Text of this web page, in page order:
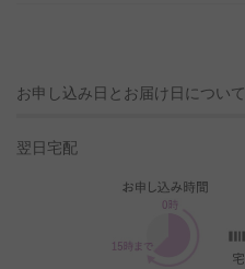
お申し込み日とお届け日について
翌日宅配